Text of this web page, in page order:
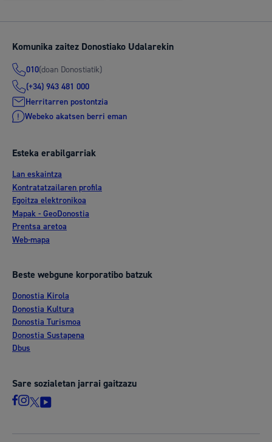
Komunika zaitez Donostiako Udalarekin
010(doan Donostiatik)
(+34) 943 481 000
Herritarren postontzia
Webeko akatsen berri eman
Esteka erabilgarriak
Lan eskaintza
Kontratatzailaren profila
Egoitza elektronikoa
Mapak - GeoDonostia
Prentsa aretoa
Web-mapa
Beste webgune korporatibo batzuk
Donostia Kirola
Donostia Kultura
Donostia Turismoa
Donostia Sustapena
Dbus
Sare sozialetan jarrai gaitzazu